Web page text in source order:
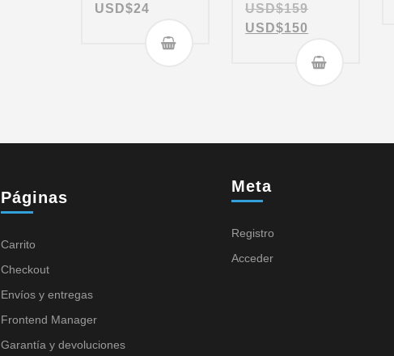
USD$24 USD$159
USD$150
Páginas
Carrito
Checkout
Envíos y entregas
Frontend Manager
Garantía y devoluciones
Meta
Registro
Acceder